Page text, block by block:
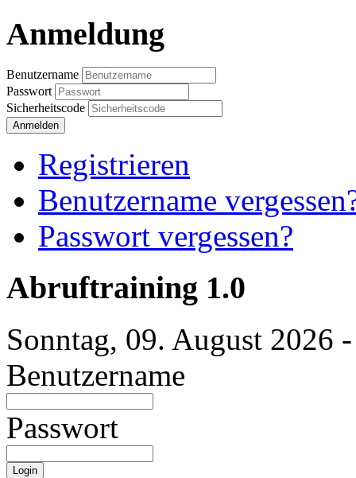
Anmeldung
Benutzername
Passwort
Sicherheitscode
Anmelden
Registrieren
Benutzername
Passwort vergessen?
Abruftraining 1.0
Sonntag, 09. August 2026
Benutzername
Passwort
Login